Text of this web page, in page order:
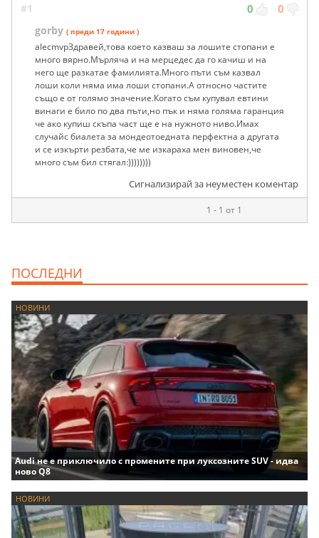
#1 0 0
gorby ( преди 17 години )
alecmvpЗдравей,това което казваш за лошите стопани е
много вярно.Мърляча и на мерцедес да го качиш и на
него ще разкатае фамилията.Много пъти съм казвал
лоши коли няма има лоши стопани.А относно частите
също е от голямо значение.Когато съм купувал евтини
винаги е било по два пъти,но пък и няма голяма гаранция
че ако купиш скъпа част ще е на нужното ниво.Имах
случайс биалета за мондеотоедната перфектна а другата
и се изкърти резбата,че ме изкараха мен виновен,че
много съм бил стягал:))))))))
Сигнализирай за неуместен коментар
1 - 1 от 1
ПОСЛЕДНИ
НОВИНИ
Audi не е приключило с промените при луксозните SUV - идва
ново Q8
НОВИНИ